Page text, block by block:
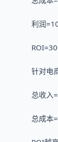
利润
针对电
总收入
总成本